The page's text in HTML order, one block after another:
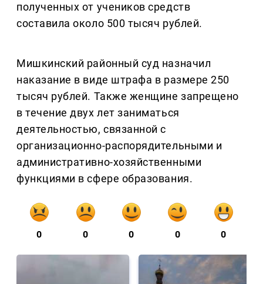
полученных от учеников средств
составила около 500 тысяч рублей.
Мишкинский районный суд назначил
наказание в виде штрафа в размере 250
тысяч рублей. Также женщине запрещено
в течение двух лет заниматься
деятельностью, связанной с
организационно-распорядительными и
административно-хозяйственными
функциями в сфере образования.
0 0 0 0 0